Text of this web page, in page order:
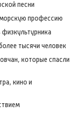
песни
морскую профессию
тысячи человек
которые спасли
кино и